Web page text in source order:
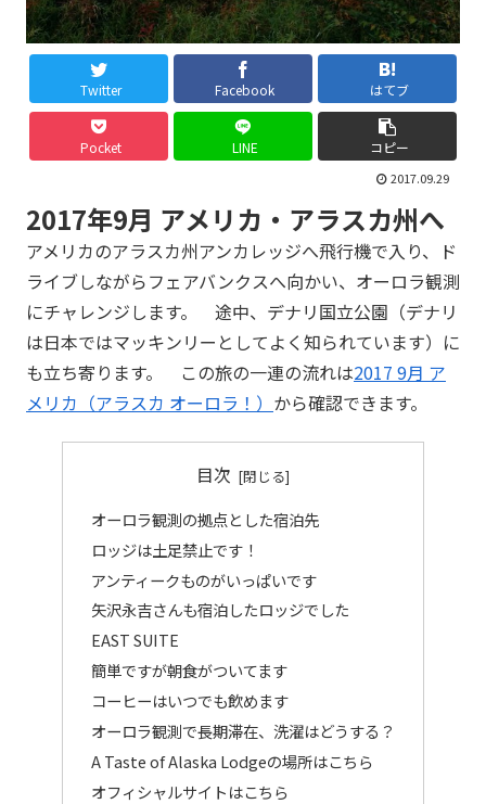
Twitter Facebook はてブ
Pocket LINE コピー
2017.09.29
2017年9月 アメリカ・アラスカ州へ
アメリカのアラスカ州アンカレッジへ飛行機で入り、ド
ライブしながらフェアバンクスへ向かい、オーロラ観測
にチャレンジします。 途中、デナリ国立公園（デナリ
は日本ではマッキンリーとしてよく知られています）に
も立ち寄ります。 この旅の一連の流れは2017 9月 ア
メリカ（アラスカ オーロラ！） から確認できます。
目次
オーロラ観測の拠点とした宿泊先
ロッジは土足禁止です！
アンティークものがいっぱいです
矢沢永吉さんも宿泊したロッジでした
EAST SUITE
簡単ですが朝食がついてます
コーヒーはいつでも飲めます
オーロラ観測で長期滞在、洗濯はどうする？
A Taste of Alaska Lodgeの場所はこちら
オフィシャルサイトはこちら